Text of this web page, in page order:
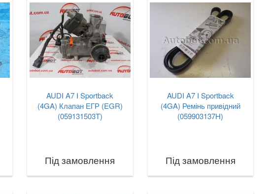
AUDI A7 I Sportback
(4GA) Клапан ЕГР (EGR)
(059131503T)
Під замовлення
AUDI A7 I Sportback
(4GA) Ремінь привідний
(059903137H)
Під замовлення